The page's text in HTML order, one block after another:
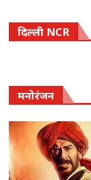
दिल्ली NCR
मनोरंजन